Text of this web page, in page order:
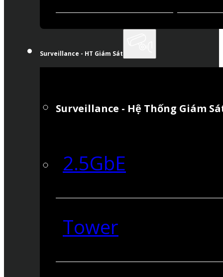
Surveillance - HT Giám Sát
Surveillance - Hệ Thống Giám
2.5GbE
Tower